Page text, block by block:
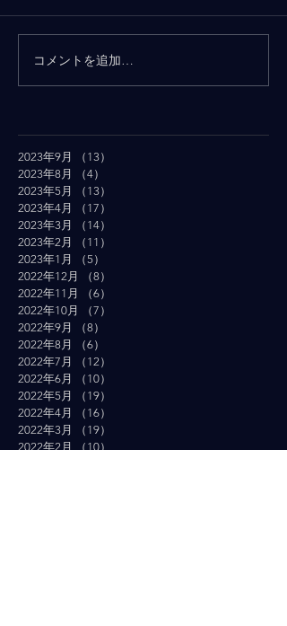
コメントを追加…
2023年9月 （13）
2023年8月
（4）
2023年5月
（13）
2023年4月
（17）
2023年3月
（14）
2023年2月
（11）
2023年1月
（5）
2022年12月
（8）
2022年11月
（6）
2022年10月
（7）
2022年9月
（8）
2022年8月
（6）
2022年7月
（12）
2022年6月
（10）
2022年5月
（19）
2022年4月
（16）
2022年3月
（19）
2022年2月 （10）10件の記事